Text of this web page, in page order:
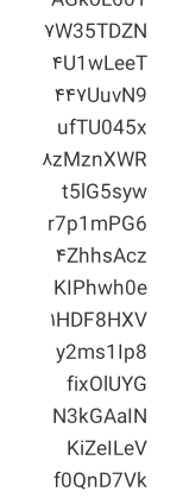
۷W35TDZN
۴U1wLeeT
۴۴۷UuvN9
ufTU045x
۸zMznXWR
t5lG5syw
r7p1mPG6
۴ZhhsAcz
KIPhwh0e
۱HDF8HXV
y2ms1Ip8
fixOlUYG
N3kGAaIN
KiZeILeV
f0QnD7Vk